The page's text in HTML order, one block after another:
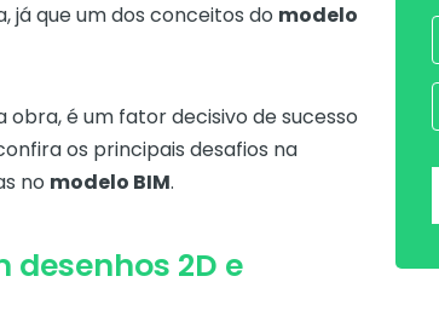
já que um dos conceitos do modelo
é um fator decisivo de sucesso
os principais desafios na
no modelo BIM.
2D e